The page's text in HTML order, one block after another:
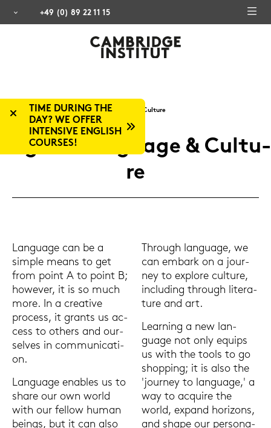
TIME DURING THE
DAY? WE OFFER
INTENSIVE ENGLISH
COURSES!
+49 (0) 89 22 11 15
Lan­guage & Cul­tu­re
Eng­lish Lan­guage & Cul­tu­
re
Lan­guage can be a
simp­le means to get
from point A to point B;
howe­ver, it is so much
more. In a crea­ti­ve
process, it grants us ac­
cess to others and our­
sel­ves in com­mu­ni­ca­ti­
on.
Lan­guage en­ables us to
share our own world
with our fel­low human
beings, but it can also
Through lan­guage, we
can em­bark on a jour­
ney to ex­plo­re cul­tu­re,
in­clu­ding through li­te­ra­
tu­re and art.
Lear­ning a new lan­
guage not only equips
us with the tools to go
shop­ping; it is also the
'jour­ney to lan­guage,' a
way to acqui­re the
world, ex­pand ho­ri­zons,
and shape our per­so­na­